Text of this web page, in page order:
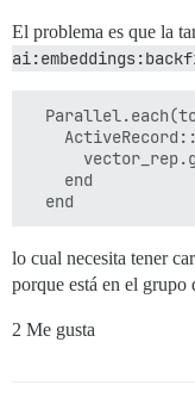
El problema es que la
    end
lo cual necesita tener
porque está en el
2 Me gusta